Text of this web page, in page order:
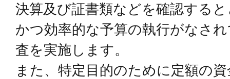
決算及び証書類などを確認する
かつ効率的な予算の執行がなさ
査を実施します。
また、特定目的のために定額の